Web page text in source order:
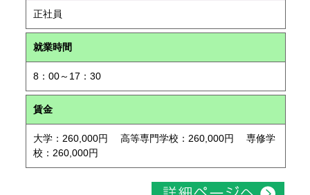
正社員
就業時間
8：00～17：30
賃金
大学：260,000円 高等専門学校：260,000円 専修学
校：260,000円